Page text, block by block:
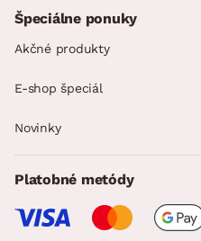
Špeciálne ponuky
Akčné produkty
E-shop špeciál
Novinky
Platobné metódy